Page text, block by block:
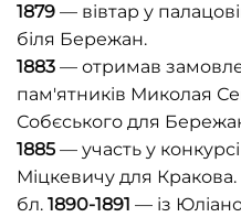
1879 — вівтар у
біля Бережан.
1883 — отримав
пам'ятників Миколая
Собєського для
1885 — участь у
Міцкевичу для Кракова.
бл. 1890-1891 — із